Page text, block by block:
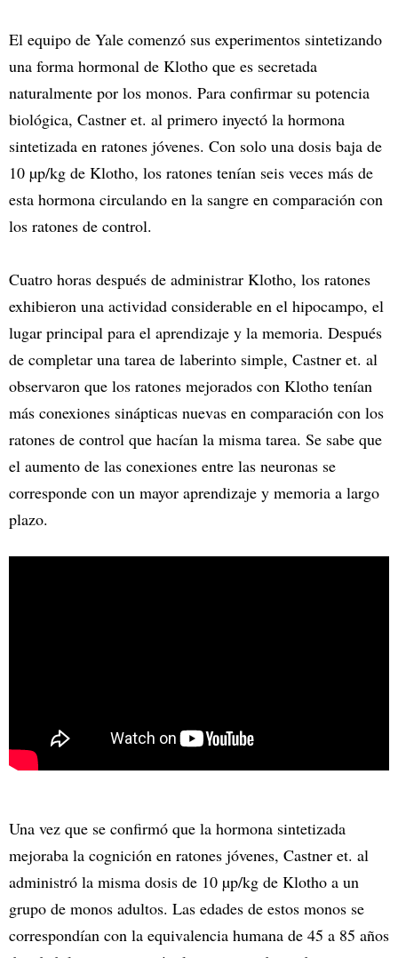
El equipo de Yale comenzó sus experimentos sintetizando
una forma hormonal de Klotho que es secretada
naturalmente por los monos. Para confirmar su potencia
biológica, Castner et. al primero inyectó la hormona
sintetizada en ratones jóvenes. Con solo una dosis baja de
10 µp/kg de Klotho, los ratones tenían seis veces más de
esta hormona circulando en la sangre en comparación con
los ratones de control.
Cuatro horas después de administrar Klotho, los ratones
exhibieron una actividad considerable en el hipocampo, el
lugar principal para el aprendizaje y la memoria. Después
de completar una tarea de laberinto simple, Castner et. al
observaron que los ratones mejorados con Klotho tenían
más conexiones sinápticas nuevas en comparación con los
ratones de control que hacían la misma tarea. Se sabe que
el aumento de las conexiones entre las neuronas se
corresponde con un mayor aprendizaje y memoria a largo
plazo.
Una vez que se confirmó que la hormona sintetizada
mejoraba la cognición en ratones jóvenes, Castner et. al
administró la misma dosis de 10 µp/kg de Klotho a un
grupo de monos adultos. Las edades de estos monos se
correspondían con la equivalencia humana de 45 a 85 años